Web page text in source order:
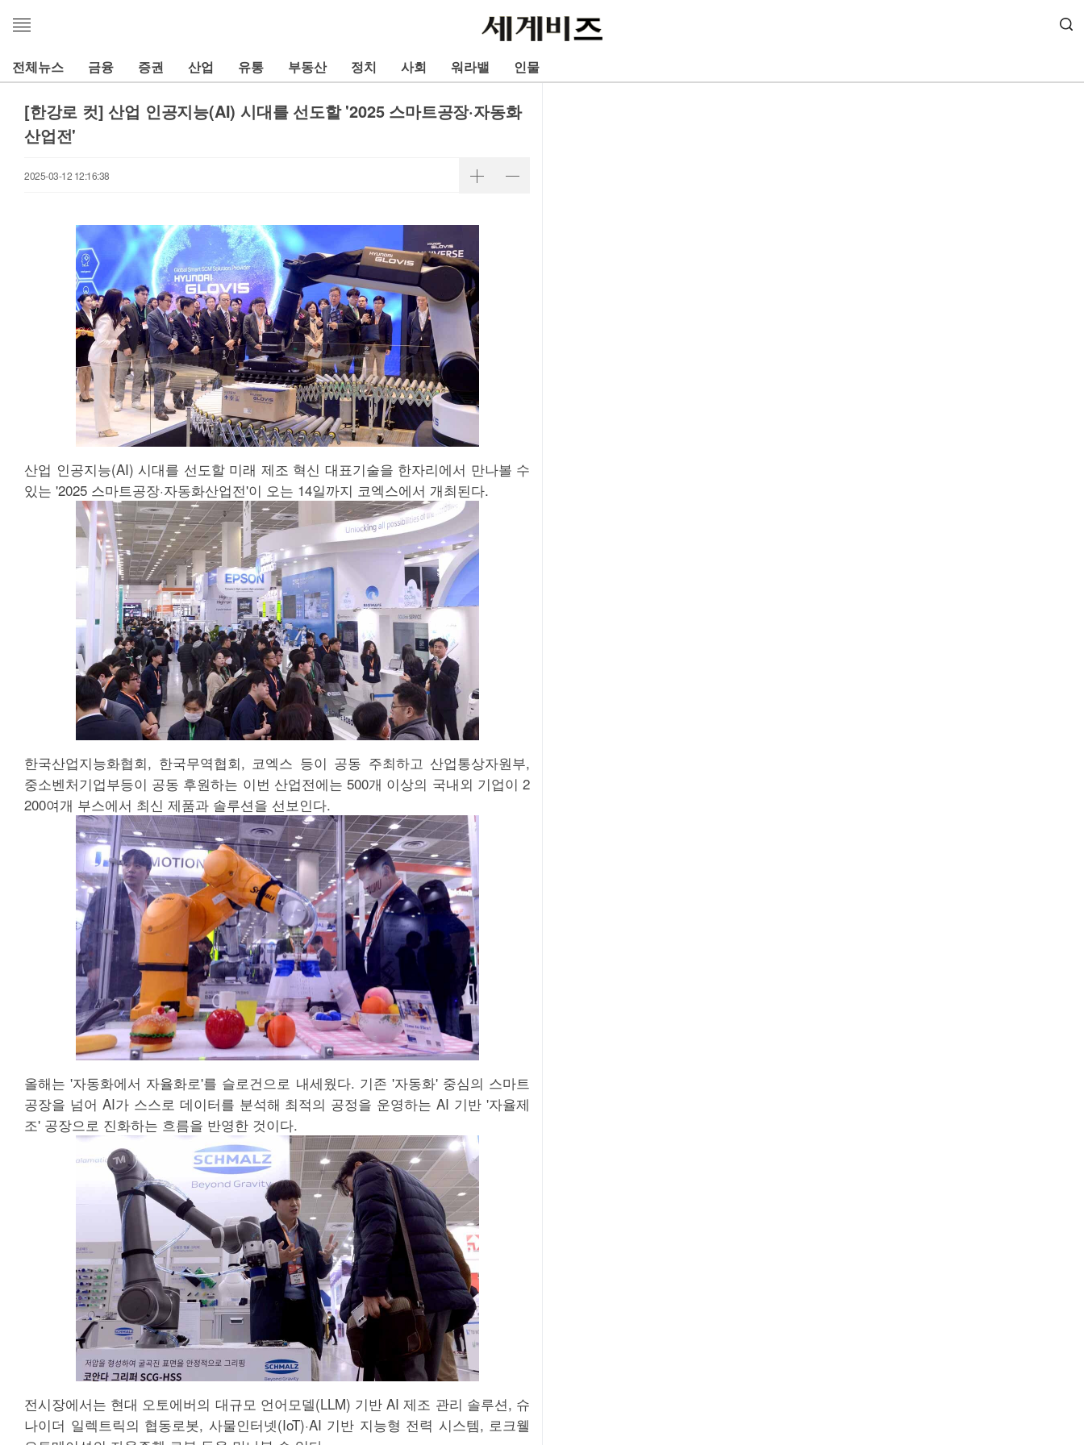
메
열
기
전체뉴스 금융 증권 산업 유통 부동산 정치 사회 워라밸 인물
[한강로 컷] 산업 인공지능(AI) 시대를 선도할 '2025 스마트공장·자동화
산업전'
2025-03-12 12:16:38
산업 인공지능(AI) 시대를 선도할 미래 제조 혁신 대표기술을 한자리에서 만나볼 수
있는 '2025 스마트공장·자동화산업전'이 오는 14일까지 코엑스에서 개최된다.
한국산업지능화협회, 한국무역협회, 코엑스 등이 공동 주최하고 산업통상자원부,
중소벤처기업부등이 공동 후원하는 이번 산업전에는 500개 이상의 국내외 기업이 2
200여개 부스에서 최신 제품과 솔루션을 선보인다.
올해는 '자동화에서 자율화로'를 슬로건으로 내세웠다. 기존 '자동화' 중심의 스마트
공장을 넘어 AI가 스스로 데이터를 분석해 최적의 공정을 운영하는 AI 기반 '자율제
조' 공장으로 진화하는 흐름을 반영한 것이다.
전시장에서는 현대 오토에버의 대규모 언어모델(LLM) 기반 AI 제조 관리 솔루션, 슈
나이더 일렉트릭의 협동로봇, 사물인터넷(IoT)·AI 기반 지능형 전력 시스템, 로크웰